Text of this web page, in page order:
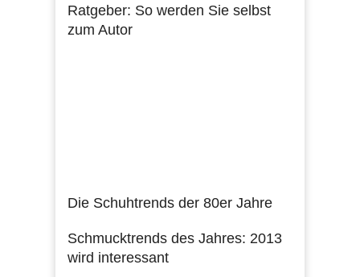
Ratgeber: So werden Sie selbst
zum Autor
Die Schuhtrends der 80er Jahre
Schmucktrends des Jahres: 2013
wird interessant